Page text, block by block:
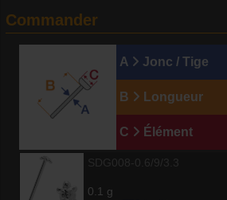
Commander
A Jonc / Tige
B Longueur
C Élément
0.1 g